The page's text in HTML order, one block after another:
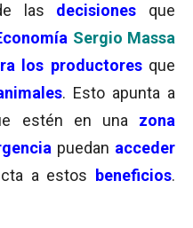
las decisiones que
Sergio Massa
los productores que
. Esto apunta a
estén en una zona
puedan acceder
a estos beneficios.